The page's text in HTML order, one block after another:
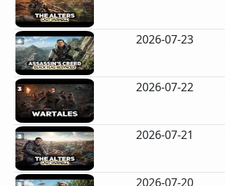
2026-07-23
2026-07-22
2026-07-21
2026-07-20